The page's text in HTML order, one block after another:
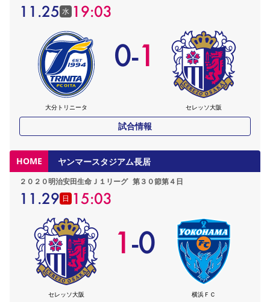
11.25 水 19:03
大分トリニータ
0-1
セレッソ大阪
試合情報
HOME ヤンマースタジアム長居
２０２０明治安田生命Ｊ１リーグ 第３０節第４日
11.29 日 15:03
セレッソ大阪
1-0
横浜ＦＣ